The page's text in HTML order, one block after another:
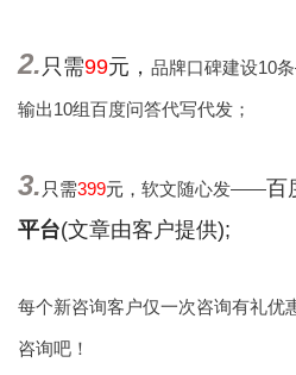
2. 只需99元， 品牌口碑建设10
输出10组百度问答代写代发；
3. 只需399元， 软文随心发——百
平台(文章由客户提供);
每个新咨询客户仅一次咨询有礼优
咨询吧！